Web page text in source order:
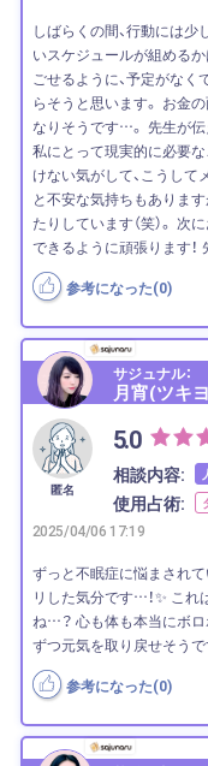
しばらくの間、行動には少
いスケジュールが組める
ごせるように、予定がな
らそうと思います。 お金
なりそうです…。 先生が
私にとって現実的に必要
けない気がして、こうし
と不安な気持ちもありま
たりしています（笑）。
できるように頑張ります
参考になった(0)
サジュナル：
月宵(ツキ
匿名
5.0
相談内容:
使用占術:
2025/04/06 17:19
ずっと不眠症に悩まされて
リした気分です…！✨ こ
ね…？ 心も体も本当にボロ
ずつ元気を取り戻せそうで
参考になった(0)